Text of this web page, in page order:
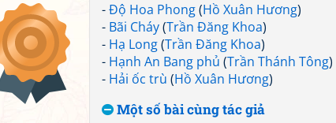
-Độ Hoa Phong(Hồ Xuân Hương)
- Bãi Cháy(Trần Đăng Khoa)
- Hạ Long(Trần Đăng Khoa)
- Hạnh An Bang phủ (Trần Thánh Tông)
- Hải ốc trù (Hồ Xuân Hương)
Một số bài cùng tác giả